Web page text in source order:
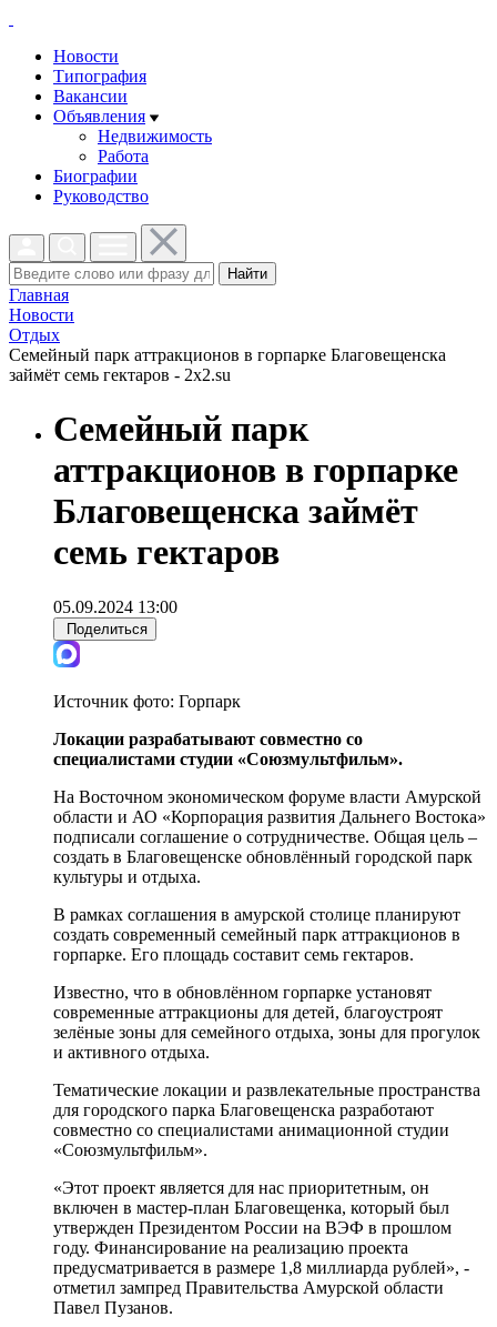
Новости
Типография
Вакансии
Объявления
Недвижимость
Работа
Биографии
Руководство
Найти
Главная
Новости
Отдых
Семейный парк аттракционов в горпарке Благовещенска
займёт семь гектаров - 2x2.su
Семейный парк
аттракционов в горпарке
Благовещенска займёт
семь гектаров
05.09.2024 13:00
Поделиться
Источник фото: Горпарк
Локации разрабатывают совместно со
специалистами студии «Союзмультфильм».
На Восточном экономическом форуме власти Амурской
области и АО «Корпорация развития Дальнего Востока»
подписали соглашение о сотрудничестве. Общая цель –
создать в Благовещенске обновлённый городской парк
культуры и отдыха.
В рамках соглашения в амурской столице планируют
создать современный семейный парк аттракционов в
горпарке. Его площадь составит семь гектаров.
Известно, что в обновлённом горпарке установят
современные аттракционы для детей, благоустроят
зелёные зоны для семейного отдыха, зоны для прогулок
и активного отдыха.
Тематические локации и развлекательные пространства
для городского парка Благовещенска разработают
совместно со специалистами анимационной студии
«Союзмультфильм».
«Этот проект является для нас приоритетным, он
включен в мастер-план Благовещенка, который был
утвержден Президентом России на ВЭФ в прошлом
году. Финансирование на реализацию проекта
предусматривается в размере 1,8 миллиарда рублей», -
отметил зампред Правительства Амурской области
Павел Пузанов.